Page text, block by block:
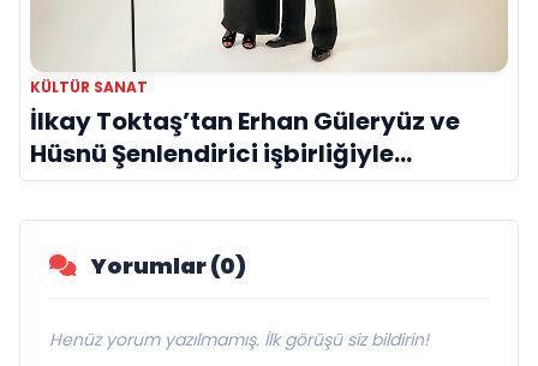
KÜLTÜR SANAT
İlkay Toktaş’tan Erhan Güleryüz ve
Hüsnü Şenlendirici işbirliğiyle
duygusal bir aşk manifestosu: “Deliler
Gibi”
Yorumlar (0)
Henüz yorum yazılmamış. İlk görüşü siz bildirin!